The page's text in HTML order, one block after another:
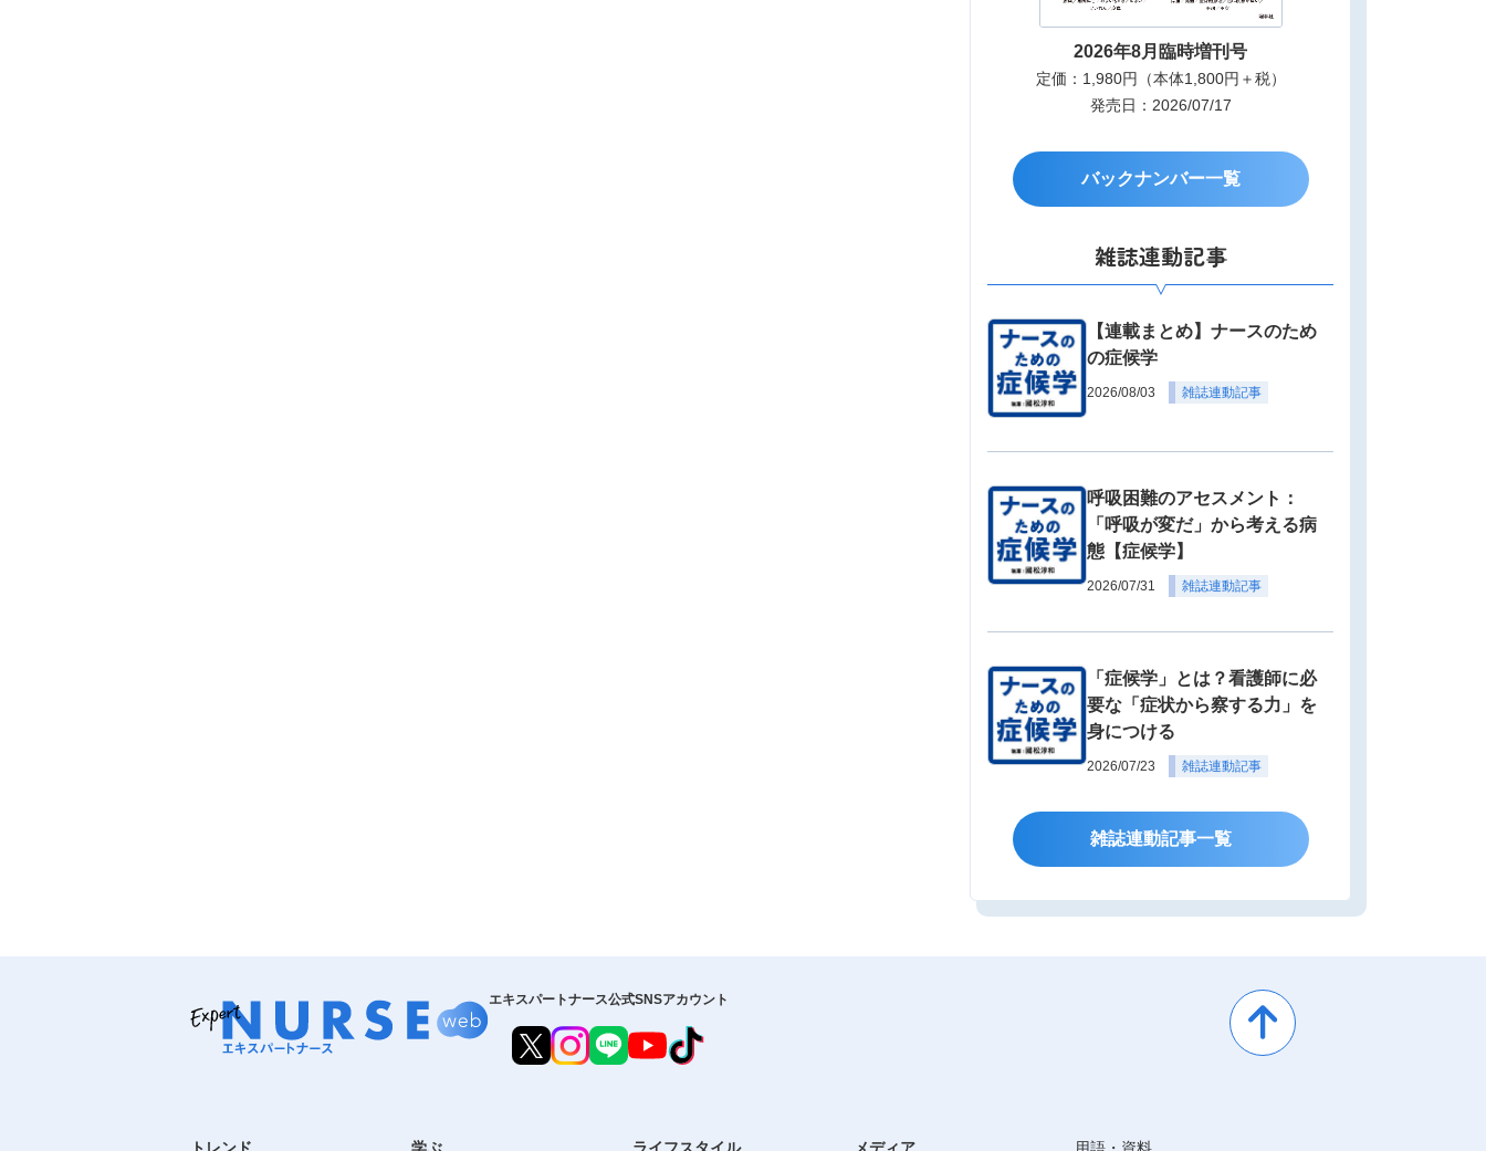
2026年8月臨時増刊号
定価：1,980円（本体1,800円＋税）
発売日：2026/07/17
バックナンバー一覧
雑誌連動記事
【連載まとめ】ナースのため
の症候学
2026/08/03 雑誌連動記事
呼吸困難のアセスメント：
「呼吸が変だ」から考える病
態【症候学】
2026/07/31 雑誌連動記事
「症候学」とは？看護師に必
要な「症状から察する力」を
身につける
2026/07/23 雑誌連動記事
雑誌連動記事一覧
エキスパートナース公式SNSアカウント
トレンド 学ぶ ライフスタイル メディア 用語・資料